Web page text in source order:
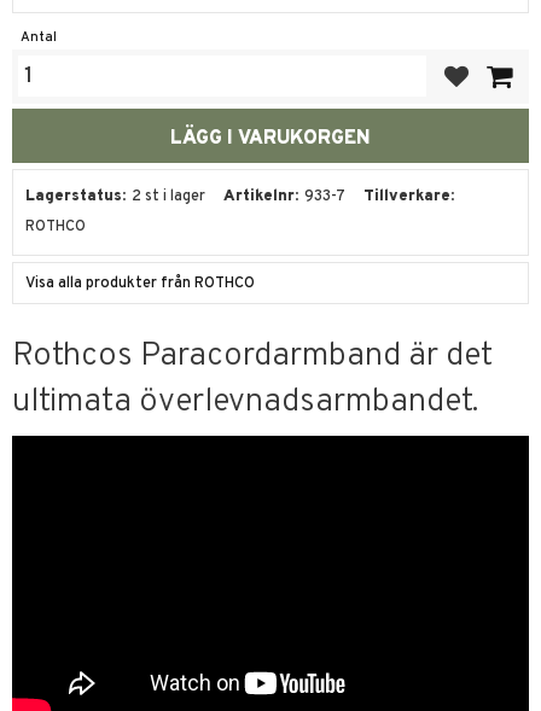
Antal
Lagerstatus 2 st i lager Artikelnr 933-7
Tillverkare
ROTHCO
Visa alla produkter från ROTHCO
Rothcos Paracordarmband är det
ultimata överlevnadsarmbandet.